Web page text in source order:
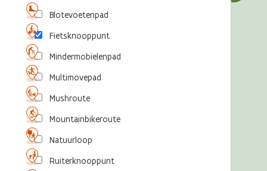
Blotevoetenpad
Fietsknooppunt
Mindermobielenpad
Multimovepad
Mushroute
Mountainbikeroute
Natuurloop
Ruiterknooppunt